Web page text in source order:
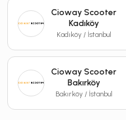
Cioway Scooter
Kadıköy
Kadıköy / İstanbul
Cioway Scooter
Bakırköy
Bakırköy / İstanbul